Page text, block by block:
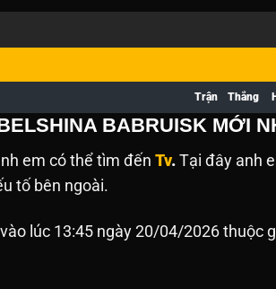
Trận Thắng
BABRUISK MỚI
em có thể tìm đến Tv. Tại đây anh
tố bên ngoài.
lúc 13:45 ngày 20/04/2026 thuộc